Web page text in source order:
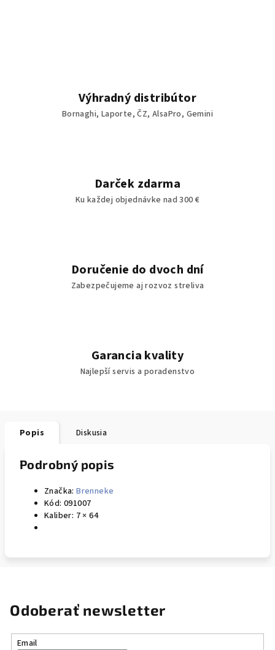
Výhradný distribútor
Bornaghi, Laporte, ČZ, AlsaPro, Gemini
Darček zdarma
Ku každej objednávke nad 300 €
Doručenie do dvoch dní
Zabezpečujeme aj rozvoz streliva
Garancia kvality
Najlepší servis a poradenstvo
Popis Diskusia
Podrobný popis
Značka: Brenneke
Kód: 091007
Kaliber: 7 × 64
Odoberať newsletter
Email